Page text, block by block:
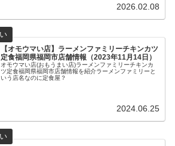
2026.02.08
【オモウマい店】ラーメンファミリーチキンカツ
定食福岡県福岡市店舗情報（2023年11月14日）
オモウマい店(おもうまい店)ラーメンファミリーチキンカ
ツ定食福岡県福岡市店舗情報を紹介ラーメンファミリーと
いう店名なのに定食屋？
2024.06.25